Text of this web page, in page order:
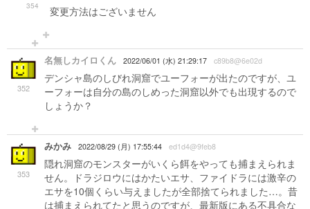
354 変更方法はございません
352
名無しカイロくん 2022/06/01 (水) 21:29:17 c89b8@6e02d
デンシャ島のしびれ洞窟でユーフォーが出たのですが、ユ
ーフォーは自分の島のしめった洞窟以外でも出現するので
しょうか？
353
みかみ 2022/08/29 (月) 17:55:44 ed1d4@9feb8
隠れ洞窟のモンスターがいくら餌をやっても捕まえられま
せん。ドラジロウにはかたいエサ、ファイドラには激辛の
エサを10個くらい与えましたが全部捨てられました…。昔
は捕まえられてたと思うのですが、最新版にある不具合な